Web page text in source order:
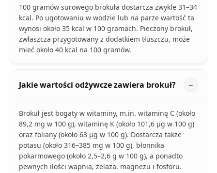
100 gramów surowego brokuła dostarcza zwykle 31–34
kcal. Po ugotowaniu w wodzie lub na parze wartość ta
wynosi około 35 kcal w 100 gramach. Pieczony brokuł,
zwłaszcza przygotowany z dodatkiem tłuszczu, może
mieć około 40 kcal na 100 gramów.
Jakie wartości odżywcze zawiera brokuł?
Brokuł jest bogaty w witaminy, m.in. witaminę C (około
89,2 mg w 100 g), witaminę K (około 101,6 µg w 100 g)
oraz foliany (około 63 µg w 100 g). Dostarcza także
potasu (około 316–385 mg w 100 g), błonnika
pokarmowego (około 2,5–2,6 g w 100 g), a ponadto
pewnych ilości wapnia, żelaza, magnezu i fosforu.